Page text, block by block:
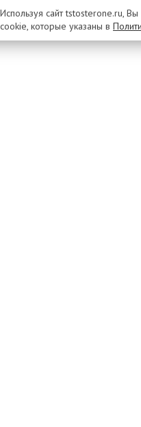
Используя сайт tstosterone.ru,
cookie, которые указаны в